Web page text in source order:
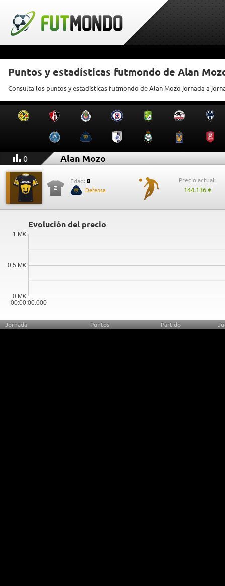
Puntos y estadísticas futmondo de Alan
Consulta los puntos y estadísticas futmondo de Alan Mozo jornada a
0 Alan Mozo
2
Edad: 8
Defensa
Precio actual:
144.136 €
Evolución del precio
00:00:00.000
0 M€
0,5 M€
1 M€
Jornada Puntos Partido